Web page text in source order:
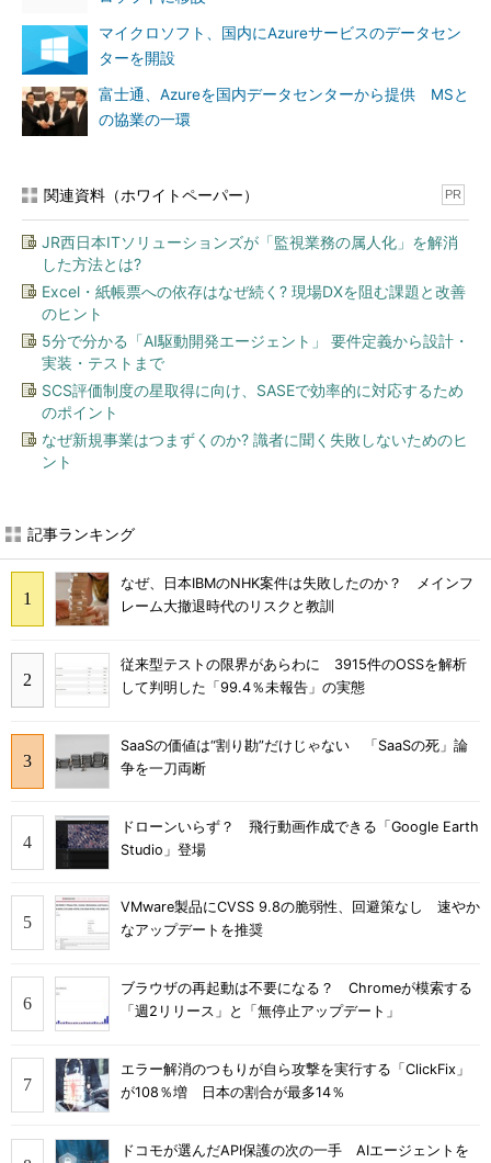
マイクロソフト、国内にAzureサービスのデータセン
ターを開設
富士通、Azureを国内データセンターから提供 MSと
の協業の一環
関連資料（ホワイトペーパー） PR
JR西日本ITソリューションズが「監視業務の属人化」を解消
した方法とは?
Excel・紙帳票への依存はなぜ続く? 現場DXを阻む課題と改善
のヒント
5分で分かる「AI駆動開発エージェント」 要件定義から設計・
実装・テストまで
SCS評価制度の星取得に向け、SASEで効率的に対応するため
のポイント
なぜ新規事業はつまずくのか? 識者に聞く失敗しないためのヒ
ント
記事ランキング
なぜ、日本IBMのNHK案件は失敗したのか？ メインフ
レーム大撤退時代のリスクと教訓
従来型テストの限界があらわに 3915件のOSSを解析
して判明した「99.4％未報告」の実態
SaaSの価値は“割り勘”だけじゃない 「SaaSの死」論
争を一刀両断
ドローンいらず？ 飛行動画作成できる「Google Earth
Studio」登場
VMware製品にCVSS 9.8の脆弱性、回避策なし 速やか
なアップデートを推奨
ブラウザの再起動は不要になる？ Chromeが模索する
「週2リリース」と「無停止アップデート」
エラー解消のつもりが自ら攻撃を実行する「ClickFix」
が108％増 日本の割合が最多14％
ドコモが選んだAPI保護の次の一手 AIエージェントを